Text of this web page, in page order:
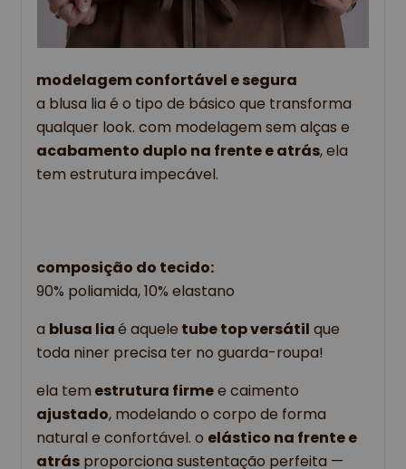
modelagem confortável e segura
a blusa lia é o tipo de básico que transforma
qualquer look. com modelagem sem alças e
acabamento duplo na frente e atrás, ela
tem estrutura impecável.
composição do tecido:
90% poliamida, 10% elastano
a blusa lia é aquele tube top versátil que
toda niner precisa ter no guarda-roupa!
ela tem estrutura firme
ajustado, modelando o corpo de forma
natural e confortável. o elástico na frente e
atrás